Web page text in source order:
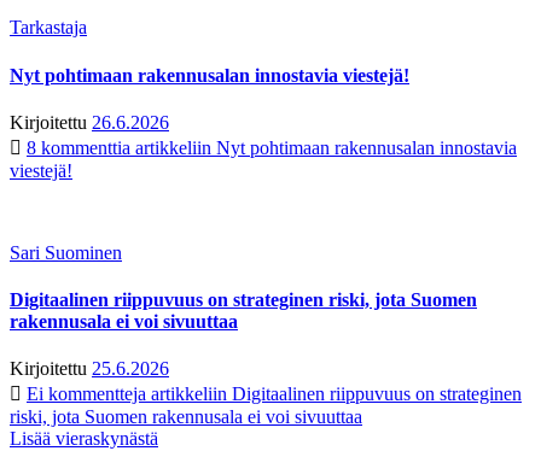
Tarkastaja
Nyt pohtimaan rakennusalan innostavia viestejä!
Kirjoitettu 26.6.2026
8 kommenttia artikkeliin Nyt pohtimaan rakennusalan innostavia
viestejä!
Sari Suominen
Digitaalinen riippuvuus on strateginen riski, jota Suomen
rakennusala ei voi sivuuttaa
Kirjoitettu 25.6.2026
Ei kommentteja artikkeliin Digitaalinen riippuvuus on strateginen
riski, jota Suomen rakennusala ei voi sivuuttaa
Lisää vieraskynästä